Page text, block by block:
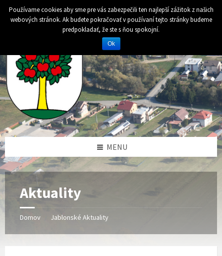
Preskočiť
obsah
Preskočiť
ľavý
Preskočiť
pätičku
MENU
Aktuality
Domov Jablonské Aktuality
Používame cookies aby sme pre vás zabezpečili ten najlepší zážitok z našich
webových stránok. Ak budete pokračovať v používaní tejto stránky budeme
predpokladať, že ste s ňou spokojní.
Ok